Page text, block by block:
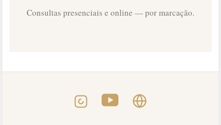
Consultas presenciais e online — por marcação.